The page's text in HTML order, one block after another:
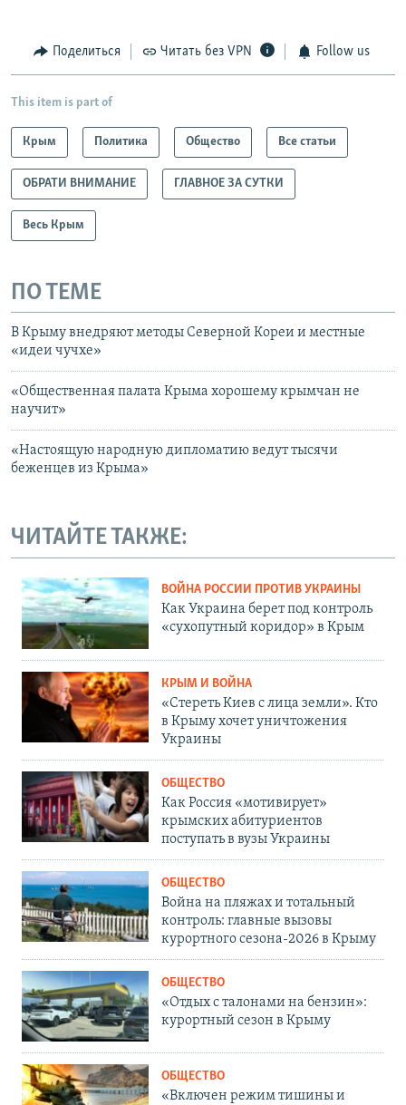
Поделиться Читать без VPN Follow us
This item is part of
Крым Политика Общество Все статьи
ОБРАТИ ВНИМАНИЕ ГЛАВНОЕ ЗА СУТКИ
Весь Крым
ПО ТЕМЕ
В Крыму внедряют методы Северной Кореи и местные
«идеи чучхе»
«Общественная палата Крыма хорошему крымчан не
научит»
«Настоящую народную дипломатию ведут тысячи
беженцев из Крыма»
ЧИТАЙТЕ ТАКЖЕ:
ВОЙНА РОССИИ ПРОТИВ УКРАИНЫ
Как Украина берет под контроль
«сухопутный коридор» в Крым
КРЫМ И ВОЙНА
«Стереть Киев с лица земли». Кто
в Крыму хочет уничтожения
Украины
ОБЩЕСТВО
Как Россия «мотивирует»
крымских абитуриентов
поступать в вузы Украины
ОБЩЕСТВО
Война на пляжах и тотальный
контроль: главные вызовы
курортного сезона-2026 в Крыму
ОБЩЕСТВО
«Отдых с талонами на бензин»:
курортный сезон в Крыму
ОБЩЕСТВО
«Включен режим тишины и